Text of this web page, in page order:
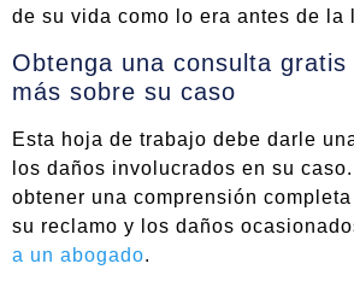
de su vida como lo era antes de la
Obtenga una consulta
más sobre su caso
Esta hoja de trabajo debe darle
los daños involucrados en su
obtener una comprensión
su reclamo y los daños
a un abogado.